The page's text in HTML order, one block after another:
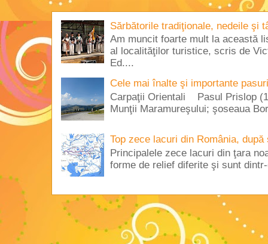
Sărbătorile tradiţionale, nedeile şi
Am muncit foarte mult la această
al localităţilor turistice, scris de
Ed....
Cele mai înalte şi importante
Carpaţii Orientali Pasul Prislop
Munţii Maramureşului; şoseaua
Top zece lacuri din România, după
Principalele zece lacuri din ţara
forme de relief diferite şi sunt